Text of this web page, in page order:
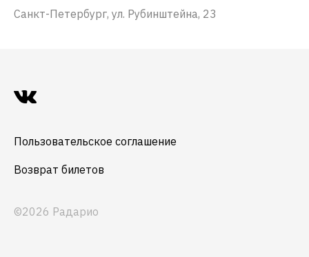
Санкт-Петербург, ул. Рубинштейна, 23
Пользовательское соглашение
Возврат билетов
©2026 Радарио